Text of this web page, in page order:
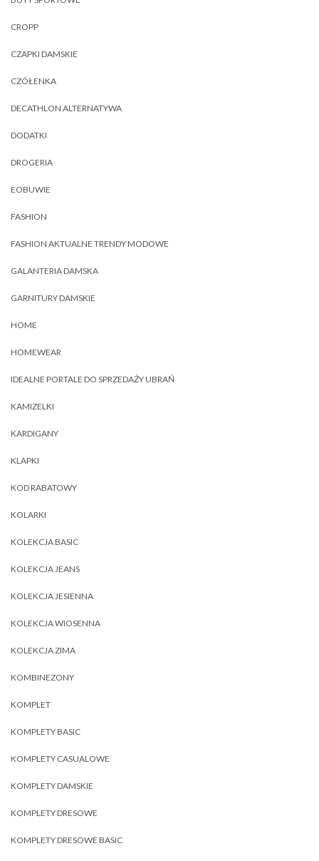
CROPP
CZAPKI DAMSKIE
CZÓŁENKA
DECATHLON ALTERNATYWA
DODATKI
DROGERIA
EOBUWIE
FASHION
FASHION AKTUALNE TRENDY MODOWE
GALANTERIA DAMSKA
GARNITURY DAMSKIE
HOME
HOMEWEAR
IDEALNE PORTALE DO SPRZEDAŻY UBRAŃ
KAMIZELKI
KARDIGANY
KLAPKI
KOD RABATOWY
KOLARKI
KOLEKCJA BASIC
KOLEKCJA JEANS
KOLEKCJA JESIENNA
KOLEKCJA WIOSENNA
KOLEKCJA ZIMA
KOMBINEZONY
KOMPLET
KOMPLETY BASIC
KOMPLETY CASUALOWE
KOMPLETY DAMSKIE
KOMPLETY DRESOWE
KOMPLETY DRESOWE BASIC